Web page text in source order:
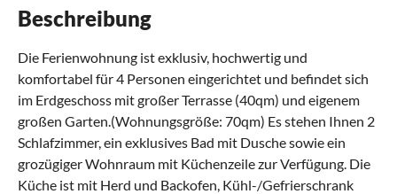
Beschreibung
Die Ferienwohnung ist exklusiv, hochwertig und
komfortabel für 4 Personen eingerichtet und befindet sich
im Erdgeschoss mit großer Terrasse (40qm) und eigenem
großen Garten.(Wohnungsgröße: 70qm) Es stehen Ihnen 2
Schlafzimmer, ein exklusives Bad mit Dusche sowie ein
grozügiger Wohnraum mit Küchenzeile zur Verfügung. Die
Küche ist mit Herd und Backofen, Kühl-/Gefrierschrank